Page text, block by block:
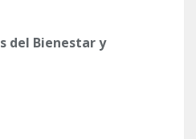
del Bienestar y